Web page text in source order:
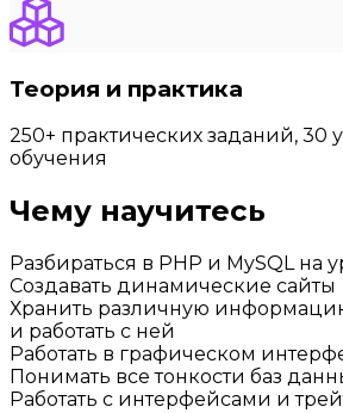
Теория и практика
250+ практических заданий, 30
обучения
Чему научитесь
Разбираться в PHP и MySQL на
Создавать динамические сайты
Хранить различную
и работать с ней
Работать в графическом
Понимать все тонкости баз
Работать с интерфейсами и